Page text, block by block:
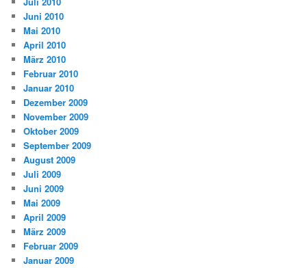
Juni 2010
Mai 2010
April 2010
März 2010
Februar 2010
Januar 2010
Dezember 2009
November 2009
Oktober 2009
September 2009
August 2009
Juli 2009
Juni 2009
Mai 2009
April 2009
März 2009
Februar 2009
Januar 2009